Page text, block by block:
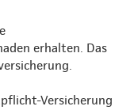
erhalten. Das
Versicherung